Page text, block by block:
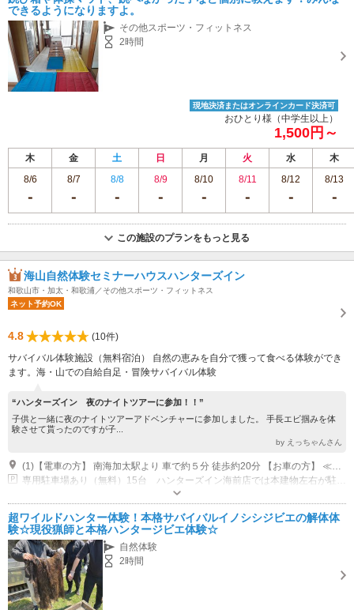
できるようになりますよ。
その他スポーツ・フィットネス
2時間
現地決済またはオンラインカード決済可
おひとり様（中学生以上）
1,500円～
木 金 土 日 月 火 水
木
8/6
8/7 8/8 8/9 8/10 8/11 8/12 8/13
この施設のプランをもっと見る
海山自然体験セミナーハウスハンターズイン
和歌山市・加太・和歌浦／その他スポーツ・フィットネス
ネット予約OK
4.8
(10件)
サバイバル体験施設（無料宿泊） 自然の恵みを自分で獲って食べる体験ができ
ます。海・山での自給自足・冒険サバイバル体験
“ハンターズイン 夜のナイトツアーに参加！！”
子供と一緒に夜のナイトツアーアドベンチャーに参加しました。 手長エビ掴みを体
験させて貰ったのですが子...
by えっちゃんさん
(1)【電車の方】 南海加太駅より 車で約５分 徒歩約20分 【お車の方】 ≪泉南IC≫より車で約20分
超ワイルドハンター体験！本格サバイバルイノシシジビエの解体体
験☆現役猟師と本格ハンタージビエ体験☆
自然体験
2時間